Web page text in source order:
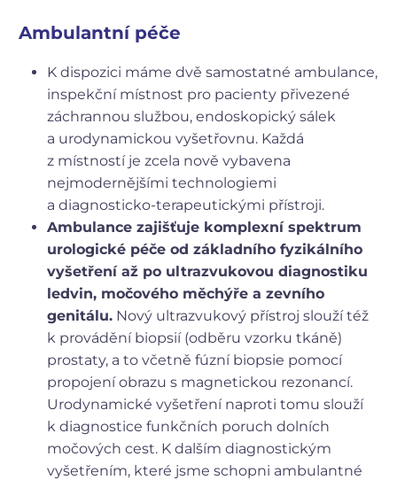
Ambulantní péče
K dispozici máme dvě samostatné ambulance,
inspekční místnost pro pacienty přivezené
záchrannou službou, endoskopický sálek
a urodynamickou vyšetřovnu. Každá
z místností je zcela nově vybavena
nejmodernějšími technologiemi
a diagnosticko-terapeutickými přístroji.
Ambulance zajišťuje komplexní spektrum
urologické péče od základního fyzikálního
vyšetření až po ultrazvukovou diagnostiku
ledvin, močového měchýře a zevního
genitálu. Nový ultrazvukový přístroj slouží též
k provádění biopsií (odběru vzorku tkáně)
prostaty, a to včetně fúzní biopsie pomocí
propojení obrazu s magnetickou rezonancí.
Urodynamické vyšetření naproti tomu slouží
k diagnostice funkčních poruch dolních
močových cest. K dalším diagnostickým
vyšetřením, které jsme schopni ambulantné